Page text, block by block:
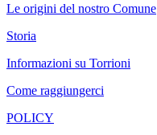
Le origini del nostro Comune
Storia
Informazioni su Torrioni
Come raggiungerci
POLICY